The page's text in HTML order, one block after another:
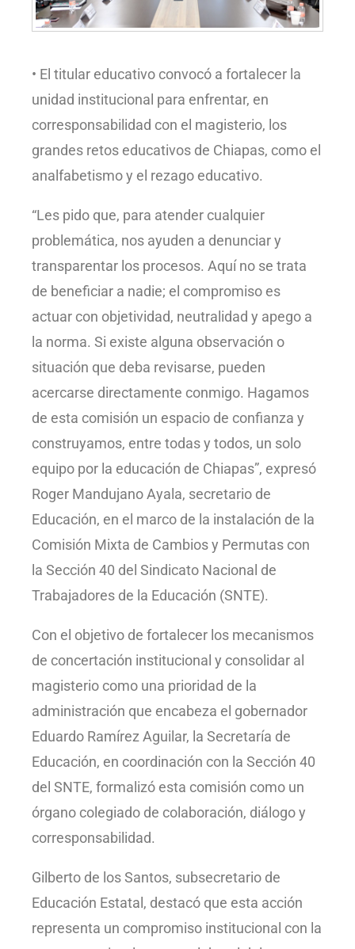
• El titular educativo convocó a fortalecer la
unidad institucional para enfrentar, en
corresponsabilidad con el magisterio, los
grandes retos educativos de Chiapas, como el
analfabetismo y el rezago educativo.
“Les pido que, para atender cualquier
problemática, nos ayuden a denunciar y
transparentar los procesos. Aquí no se trata
de beneficiar a nadie; el compromiso es
actuar con objetividad, neutralidad y apego a
la norma. Si existe alguna observación o
situación que deba revisarse, pueden
acercarse directamente conmigo. Hagamos
de esta comisión un espacio de confianza y
construyamos, entre todas y todos, un solo
equipo por la educación de Chiapas”, expresó
Roger Mandujano Ayala, secretario de
Educación, en el marco de la instalación de la
Comisión Mixta de Cambios y Permutas con
la Sección 40 del Sindicato Nacional de
Trabajadores de la Educación (SNTE).
Con el objetivo de fortalecer los mecanismos
de concertación institucional y consolidar al
magisterio como una prioridad de la
administración que encabeza el gobernador
Eduardo Ramírez Aguilar, la Secretaría de
Educación, en coordinación con la Sección 40
del SNTE, formalizó esta comisión como un
órgano colegiado de colaboración, diálogo y
corresponsabilidad.
Gilberto de los Santos, subsecretario de
Educación Estatal, destacó que esta acción
representa un compromiso institucional con la